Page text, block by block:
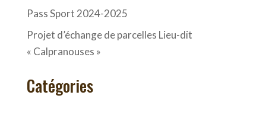
Pass Sport 2024-2025
Projet d’échange de parcelles Lieu-dit
« Calpranouses »
Catégories